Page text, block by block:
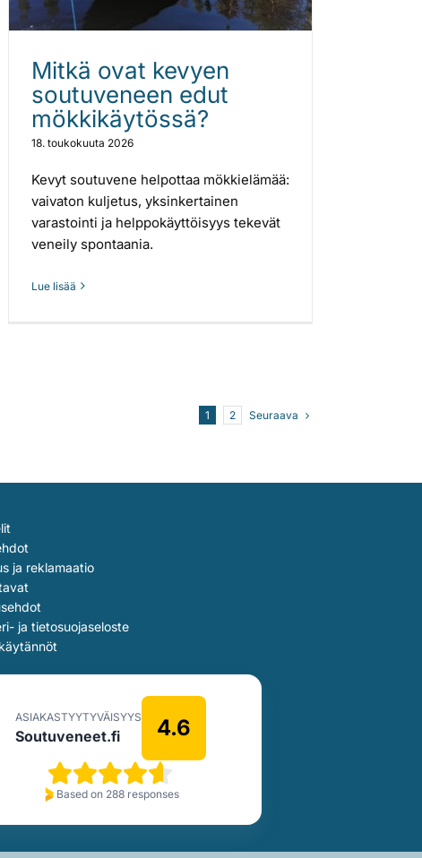
Mitkä ovat kevyen
soutuveneen edut
mökkikäytössä?
18. toukokuuta 2026
Kevyt soutuvene helpottaa mökkielämää:
vaivaton kuljetus, yksinkertainen
varastointi ja helppokäyttöisyys tekevät
veneily spontaania.
Lue lisää
1 2 Seuraava
ja reklamaatio
ja tietosuojaseloste
ASIAKASTYYTYVÄISYYS
Soutuveneet.fi 4.6
Based on 288 responses